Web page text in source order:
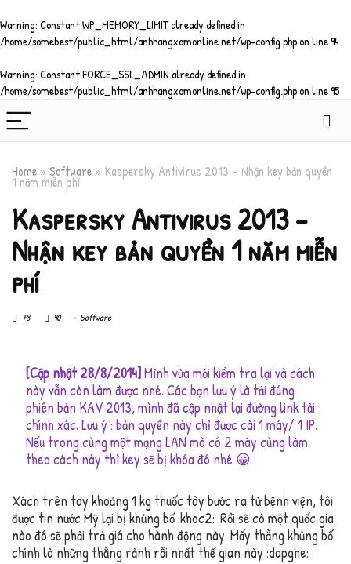
Warning: Constant WP_MEMORY_LIMIT already defined in
/home/somebest/public_html/anhhangxomonline.net/wp-config.phpon line94
Warning: Constant FORCE_SSL_ADMIN already defined in
/home/somebest/public_html/anhhangxomonline.net/wp-config.phpon line95
Home » Software » Kaspersky Antivirus 2013 – Nhận key bản quyền
1 năm miễn phí
Kaspersky Antivirus 2013 –
Nhận key bản quyền 1 năm miễn
phí
78 90 Software
[Cập nhật 28/8/2014]Mình vừa mới kiểm tra lại và cách
này vẫn còn làm được nhé. Các bạn lưu ý là tải đúng
phiên bản KAV 2013, mình đã cập nhật lại đường link tải
chính xác. Lưu ý : bản quyền này chỉ được cài 1 máy/ 1 IP.
Nếu trong cùng một mạng LAN mà có 2 máy cùng làm
theo cách này thì key sẽ bị khóa đó nhé 😀
Xách trên tay khoảng 1 kg thuốc tây bước ra từ bệnh viện, tôi
được tin nước Mỹ lại bị khủng bố :khoc2: .Rồi sẽ có một quốc gia
nào đó sẽ phải trả giá cho hành động này. Mấy thằng khủng bố
chính là những thằng rảnh rỗi nhất thế gian này :dapghe: